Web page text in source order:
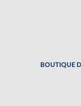
BOUTIQUE